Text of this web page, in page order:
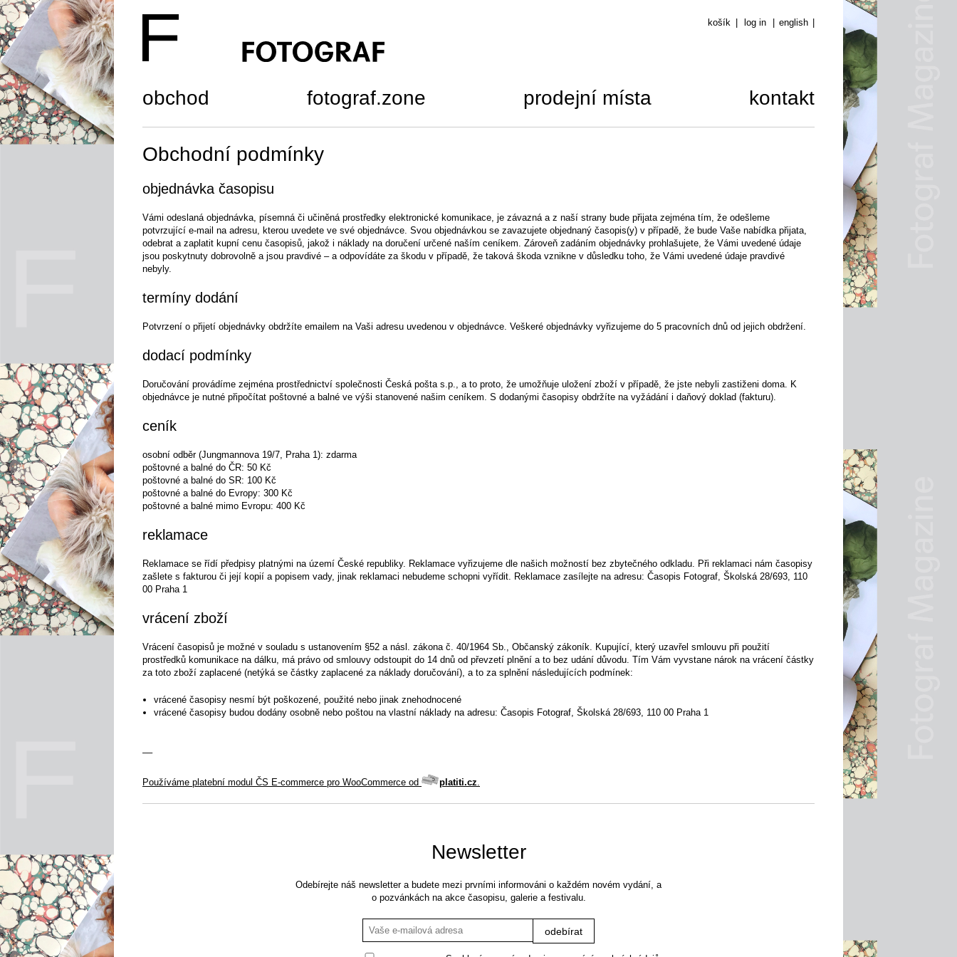
košík log in english
obchod fotograf.zone prodejní místa kontakt
Obchodní podmínky
objednávka časopisu
Vámi odeslaná objednávka, písemná či učiněná prostředky elektronické komunikace, je závazná a z naší strany bude přijata zejména tím, že odešleme
potvrzující e-mail na adresu, kterou uvedete ve své objednávce. Svou objednávkou se zavazujete objednaný časopis(y) v případě, že bude Vaše nabídka přijata,
odebrat a zaplatit kupní cenu časopisů, jakož i náklady na doručení určené naším ceníkem. Zároveň zadáním objednávky prohlašujete, že Vámi uvedené údaje
jsou poskytnuty dobrovolně a jsou pravdivé – a odpovídáte za škodu v případě, že taková škoda vznikne v důsledku toho, že Vámi uvedené údaje pravdivé
nebyly.
termíny dodání
Potvrzení o přijetí objednávky obdržíte emailem na Vaši adresu uvedenou v objednávce. Veškeré objednávky vyřizujeme do 5 pracovních dnů od jejich obdržení.
dodací podmínky
Doručování provádíme zejména prostřednictví společnosti Česká pošta s.p., a to proto, že umožňuje uložení zboží v případě, že jste nebyli zastiženi doma. K
objednávce je nutné připočítat poštovné a balné ve výši stanovené našim ceníkem. S dodanými časopisy obdržíte na vyžádání i daňový doklad (fakturu).
ceník
osobní odběr (Jungmannova 19/7, Praha 1): zdarma
poštovné a balné do ČR: 50 Kč
poštovné a balné do SR: 100 Kč
poštovné a balné do Evropy: 300 Kč
poštovné a balné mimo Evropu: 400 Kč
reklamace
Reklamace se řídí předpisy platnými na území České republiky. Reklamace vyřizujeme dle našich možností bez zbytečného odkladu. Při reklamaci nám časopisy
zašlete s fakturou či její kopií a popisem vady, jinak reklamaci nebudeme schopni vyřídit. Reklamace zasílejte na adresu: Časopis Fotograf, Školská 28/693, 110
00 Praha 1
vrácení zboží
Vrácení časopisů je možné v souladu s ustanovením §52 a násl. zákona č. 40/1964 Sb., Občanský zákoník. Kupující, který uzavřel smlouvu při použití
prostředků komunikace na dálku, má právo od smlouvy odstoupit do 14 dnů od převzetí plnění a to bez udání důvodu. Tím Vám vyvstane nárok na vrácení částky
za toto zboží zaplacené (netýká se částky zaplacené za náklady doručování), a to za splnění následujících podmínek:
vrácené časopisy nesmí být poškozené, použité nebo jinak znehodnocené
vrácené časopisy budou dodány osobně nebo poštou na vlastní náklady na adresu: Časopis Fotograf, Školská 28/693, 110 00 Praha 1
––
Používáme platební modul ČS E-commerce pro WooCommerce od platiti.cz.
Newsletter
Odebírejte náš newsletter a budete mezi prvními informováni o každém novém vydání, a
o pozvánkách na akce časopisu, galerie a festivalu.